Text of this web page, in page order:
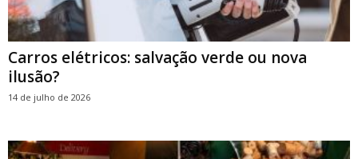
Carros elétricos: salvação verde ou nova
ilusão?
14 de julho de 2026